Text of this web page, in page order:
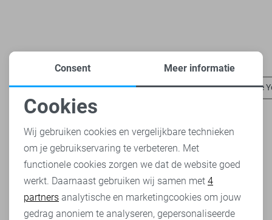
Heb je dit al eens bekeken?
Nukus blouses Jacqueline de Yong truien Jacqueline de
Noodzakelijke cookies
Personalisatie cookies
Analytische cookies
Marketing cookies
Consent Meer informatie
Cookies
Wij gebruiken cookies en vergelijkbare technieken
om je gebruikservaring te verbeteren. Met
functionele cookies zorgen we dat de website goed
werkt. Daarnaast gebruiken wij samen met 4
partners analytische en marketingcookies om jouw
gedrag anoniem te analyseren, gepersonaliseerde